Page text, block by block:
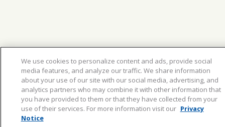
We use cookies to personalize content and ads, provide social
media features, and analyze our traffic. We share information
about your use of our site with our social media, advertising, and
analytics partners who may combine it with other information that
you have provided to them or that they have collected from your
use of their services. For more information visit our Privacy
Notice